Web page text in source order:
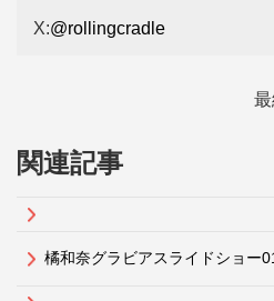
X:@rollingcradle
最
関連記事
橘和奈グラビアスライドショー